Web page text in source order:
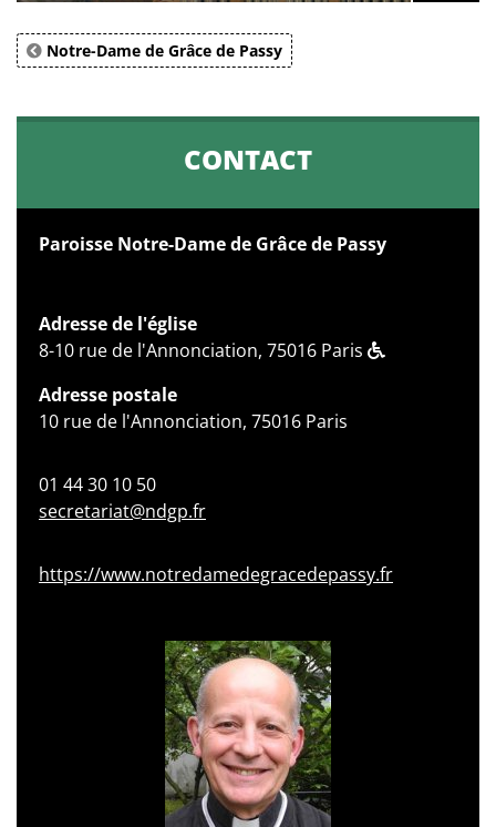
Notre-Dame de Grâce de Passy
CONTACT
Paroisse Notre-Dame de Grâce de Passy
Adresse de l'église
8-10 rue de l'Annonciation, 75016 Paris
Adresse postale
10 rue de l'Annonciation, 75016 Paris
01 44 30 10 50
secretariat@ndgp.fr
https://www.notredamedegracedepassy.fr